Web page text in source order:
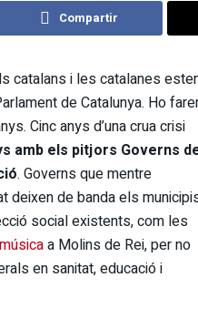
Compartir
catalans i les catalanes
de Catalunya. Ho
Cinc anys d’una crua crisi
amb els pitjors Governs
. Governs que mentre
deixen de banda els
social existents, com les
a Molins de Rei, per no
en sanitat, educació i